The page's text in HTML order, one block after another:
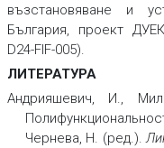
възстановяване и
България, проект
D24-FlF-005).
ЛИТЕРАТУРА
Андрияшевич, И.,
Чернева, Н. (ред.).